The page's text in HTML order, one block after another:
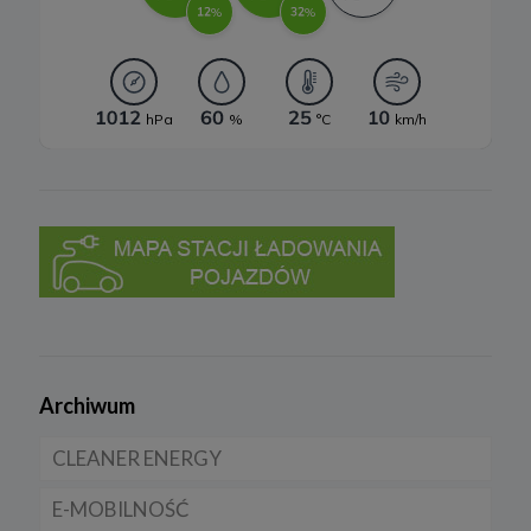
Archiwum
CLEANER ENERGY
Dla domu
E-MOBILNOŚĆ